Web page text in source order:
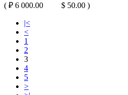
( ₽ 6 000.00 $ 50.00 )
|<
<
1
2
3
4
5
>